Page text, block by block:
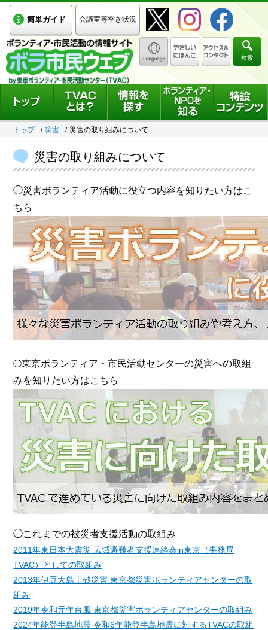
簡単ガイド 会議室等空き状況
検索
トップ 災害 災害の取り組みについて
災害の取り組みについて
◯災害ボランティア活動に役立つ内容を知りたい方はこ
ちら
◯東京ボランティア・市民活動センターの災害への取組
みを知りたい方はこちら
◯これまでの被災者支援活動の取組み
2011年東日本大震災 広域避難者支援連絡会in東京（事務局
TVAC）としての取組み
2013年伊豆大島土砂災害 東京都災害ボランティアセンターの取
組み
2019年令和元年台風 東京都災害ボランティアセンターの取組み
2024年能登半島地震 令和6年能登半島地震に対するTVACの取組